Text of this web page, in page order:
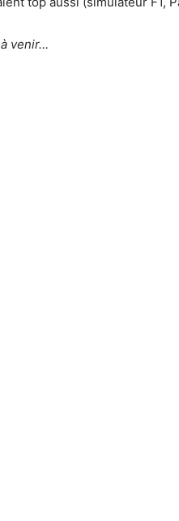
venir…